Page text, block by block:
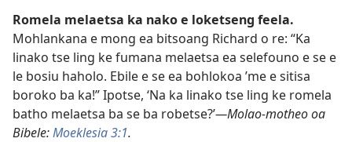
Romela melaetsa ka nako e loketseng feela.
Mohlankana e mong ea bitsoang Richard o re: “Ka
linako tse ling ke fumana melaetsa ea selefouno e se e
le bosiu haholo. Ebile e se ea bohlokoa ’me e sitisa
boroko ba ka!” Ipotse, ‘Na ka linako tse ling ke romela
batho melaetsa ba se ba robetse?’—Molao-motheo oa
Bibele:Moeklesia 3:1.